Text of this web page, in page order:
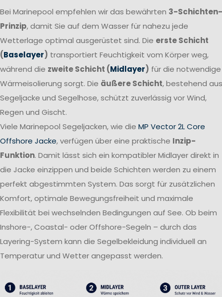
Bei Marinepool empfehlen wir das bewährten 3-Schichten-
Prinzip, damit Sie auf dem Wasser für nahezu jede
Wetterlage optimal ausgerüstet sind. Die erste Schicht
(Baselayer) transportiert Feuchtigkeit vom Körper weg,
während die zweite Schicht (Midlayer) für die notwendige
Wärmeisolierung sorgt. Die äußere Schicht, bestehend aus
Segeljacke und Segelhose, schützt zuverlässig vor Wind,
Regen und Gischt.
Viele Marinepool Segeljacken, wie die MP Vector 2L Core
Offshore Jacke, verfügen über eine praktische Inzip-
Funktion. Damit lässt sich ein kompatibler Midlayer direkt in
die Jacke einzippen und beide Schichten werden zu einem
perfekt abgestimmten System. Das sorgt für zusätzlichen
Komfort, optimale Bewegungsfreiheit und maximale
Flexibilität bei wechselnden Bedingungen auf See. Ob beim
Inshore-, Coastal- oder Offshore-Segeln – durch das
Layering-System kann die Segelbekleidung individuell an
Temperatur und Wetter angepasst werden.